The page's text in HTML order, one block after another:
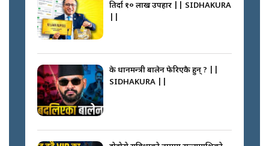
तिर्दा १० लाख उपहार || SIDHAKURA
के प्रधानमन्त्री बालेन फेरिएकै हुन् ? ||
SIDHAKURA ||